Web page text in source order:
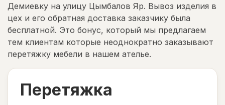
Демиевку на улицу Цымбалов Яр. Вывоз изделия в
цех и его обратная доставка заказчику была
бесплатной. Это бонус, который мы предлагаем
тем клиентам которые неоднократно заказывают
перетяжку мебели в нашем ателье.
Перетяжка